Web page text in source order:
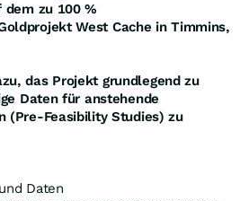
zu 100 %
West Cache in Timmins,
das Projekt grundlegend zu
Daten für anstehende
(Pre-Feasibility Studies) zu
Daten